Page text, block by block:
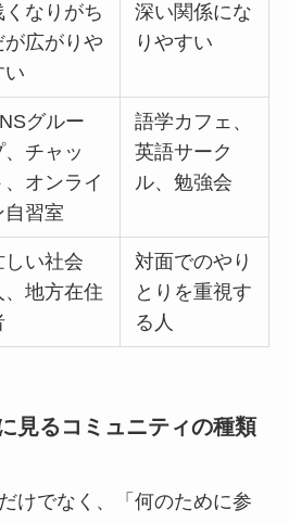
くなりがち
が広がりや
い
深い関係にな
りやすい
グルー
、チャッ
、オンライ
自習室
語学カフェ、
英語サーク
ル、勉強会
しい社会
、地方在住
対面でのやり
とりを重視す
る人
見るコミュニティの種類
けでなく、「何のために参